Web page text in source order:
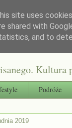
słowa
Kultura
Podróże
2019
site uses
shared with
and to